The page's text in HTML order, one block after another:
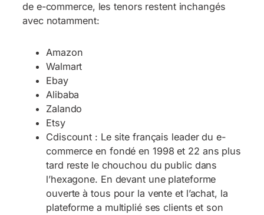
de e-commerce, les tenors restent inchangés
avec notamment:
Amazon
Walmart
Ebay
Alibaba
Zalando
Etsy
Cdiscount : Le site français leader du e-
commerce en fondé en 1998 et 22 ans plus
tard reste le chouchou du public dans
l’hexagone. En devant une plateforme
ouverte à tous pour la vente et l’achat, la
plateforme a multiplié ses clients et son